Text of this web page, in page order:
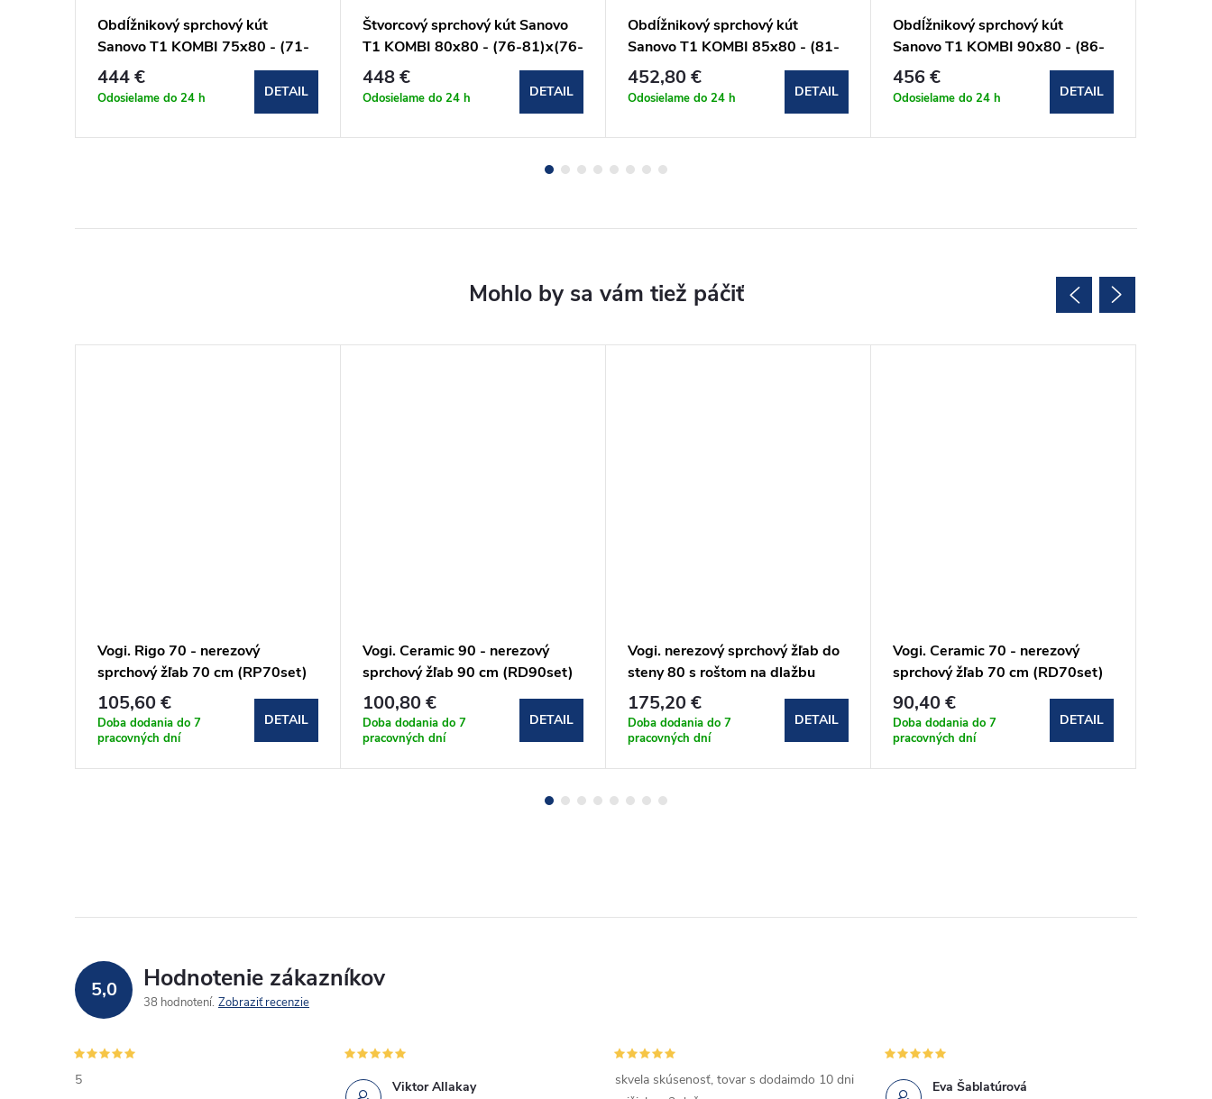
Obdĺžnikový sprchový kút
Sanovo T1 KOMBI 75x80 - (71-
76)x(76-79)x190 cm
(T1K_7580C)
444 €
Odosielame do 24 h DETAIL
Štvorcový sprchový kút Sanovo
T1 KOMBI 80x80 - (76-81)x(76-
79)x190 cm (T1K_8080C)
448 €
Odosielame do 24 h DETAIL
Obdĺžnikový sprchový kút
Sanovo T1 KOMBI 85x80 - (81-
86)x(76-79)x190 cm
(T1K_8580C)
452,80 €
Odosielame do 24 h DETAIL
Obdĺžnikový sprchový kút
Sanovo T1 KOMBI 90x80 - (86-
91)x(76-79)x190 cm
(T1K_9080C)
456 €
Odosielame do 24 h DETAIL
Vogi. Rigo 70 - nerezový
sprchový žľab 70 cm (RP70set)
105,60 €
Doba dodania do 7
pracovných dní
DETAIL
Vogi. Ceramic 90 - nerezový
sprchový žľab 90 cm (RD90set)
100,80 €
Doba dodania do 7
pracovných dní
DETAIL
Vogi. nerezový sprchový žľab do
steny 80 s roštom na dlažbu
(OSP80set)
175,20 €
Doba dodania do 7
pracovných dní
DETAIL
Vogi. Ceramic 70 - nerezový
sprchový žľab 70 cm (RD70set)
90,40 €
Doba dodania do 7
pracovných dní
DETAIL
5,0 Hodnotenie zákazníkov
38 hodnotení Zobraziť recenzie
5 Viktor Allakay
skvela skúsenosť, tovar s dodaimdo 10 dni
Eva Šablatúrová